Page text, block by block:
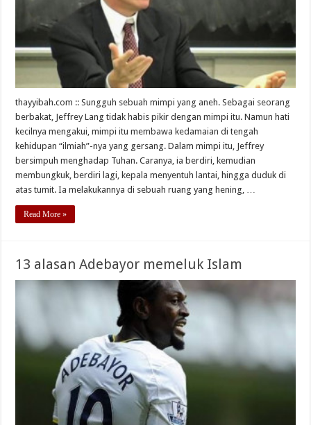
thayyibah.com :: Sungguh sebuah mimpi yang aneh. Sebagai seorang
berbakat, Jeffrey Lang tidak habis pikir dengan mimpi itu. Namun hati
kecilnya mengakui, mimpi itu membawa kedamaian di tengah
kehidupan “ilmiah”-nya yang gersang. Dalam mimpi itu, Jeffrey
bersimpuh menghadap Tuhan. Caranya, ia berdiri, kemudian
membungkuk, berdiri lagi, kepala menyentuh lantai, hingga duduk di
atas tumit. Ia melakukannya di sebuah ruang yang hening, …
Read More »
13 alasan Adebayor memeluk Islam